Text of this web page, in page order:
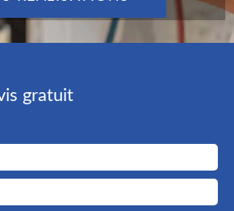
gratuit